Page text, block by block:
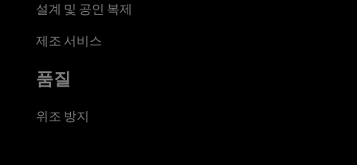
설계 및 공인 복제
제조 서비스
품질
위조 방지